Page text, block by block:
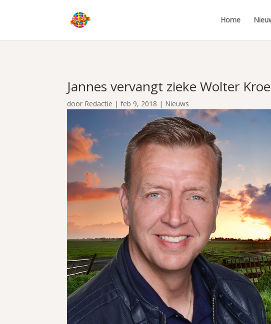
Home
Jannes vervangt zieke Wolter
door Redactie |feb 9, 2018 | Nieuws